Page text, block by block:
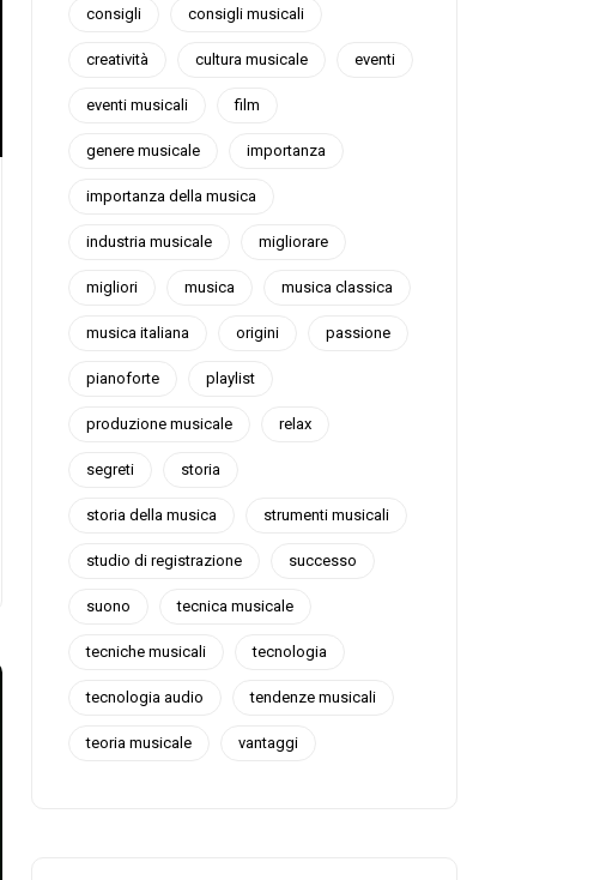
consigli consigli musicali
creatività cultura musicale eventi
eventi musicali film
genere musicale importanza
importanza della musica
industria musicale migliorare
migliori musica musica classica
musica italiana origini passione
pianoforte playlist
produzione musicale relax
segreti storia
storia della musica strumenti musicali
studio di registrazione successo
suono tecnica musicale
tecniche musicali tecnologia
tecnologia audio tendenze musicali
teoria musicale vantaggi